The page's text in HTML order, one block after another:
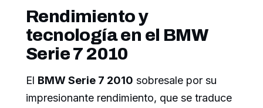
Rendimiento y
tecnología en el BMW
Serie 7 2010
El BMW Serie 7 2010 sobresale por su
impresionante rendimiento, que se traduce